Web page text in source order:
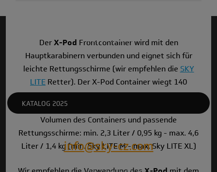
DerX-Pod Frontcontainer wird mit den
Hauptkarabinern verbunden und eignet sich für
leichte Rettungsschirme (wir empfehlen die SKY
LITE Retter). Der X-Pod Container wiegt 140
Gramm.
Volumen des Containers und passende
Rettungsschirme: min. 2,3 Liter / 0,95 kg - max. 4,6
Liter / 1,4 kg (min. Sky LITE M - max. Sky LITE XL)
PRODUKTARCHIV
TECHNISCHE KONTROLLEN
KATALOG 2025
info@sky-cz.com